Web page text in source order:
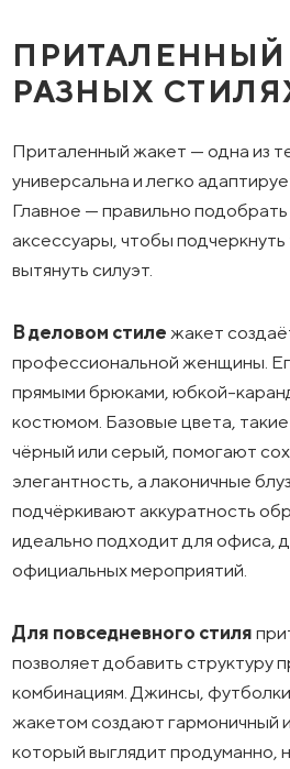
ПРИТАЛЕННЫЙ
РАЗНЫХ
Приталенный жакет — одна из
универсальна и легко
Главное — правильно подобрать
аксессуары, чтобы подчеркнуть
вытянуть силуэт.
В деловом стиле жакет
профессиональной женщины.
прямыми брюками, юбкой-
костюмом. Базовые цвета,
чёрный или серый, помогают
элегантность, а лаконичные
подчёркивают аккуратность
идеально подходит для офиса,
официальных мероприятий.
Для повседневного стиля
позволяет добавить структуру
комбинациям. Джинсы,
жакетом создают гармоничный
который выглядит продуманно,